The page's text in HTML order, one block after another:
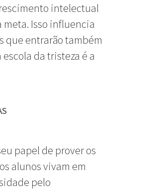
intelectual
Isso influencia
que entrarão também
escola da tristeza é a
papel de prover os
alunos vivam em
pelo